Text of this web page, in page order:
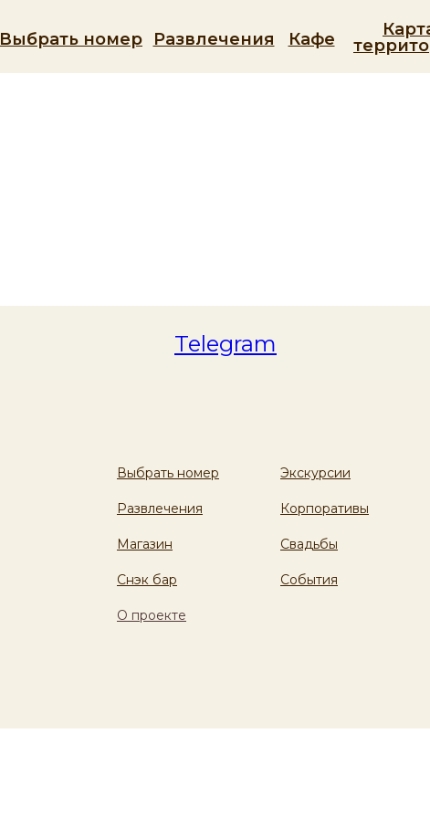
Выбрать номер Развлечения Кафе
Telegram
Выбрать номер
Развлечения
Магазин
Снэк бар
О проекте
Экскурсии
Корпоративы
Свадьбы
События